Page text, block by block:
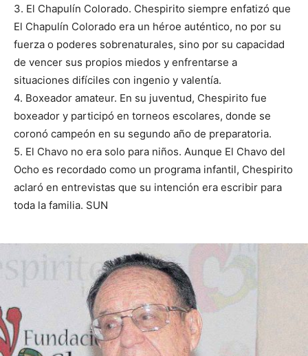
3. El Chapulín Colorado. Chespirito siempre enfatizó que
El Chapulín Colorado era un héroe auténtico, no por su
fuerza o poderes sobrenaturales, sino por su capacidad
de vencer sus propios miedos y enfrentarse a
situaciones difíciles con ingenio y valentía.
4. Boxeador amateur. En su juventud, Chespirito fue
boxeador y participó en torneos escolares, donde se
coronó campeón en su segundo año de preparatoria.
5. El Chavo no era solo para niños. Aunque El Chavo del
Ocho es recordado como un programa infantil, Chespirito
aclaró en entrevistas que su intención era escribir para
toda la familia. SUN